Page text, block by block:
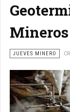
Mineros
JUEVES MINERO